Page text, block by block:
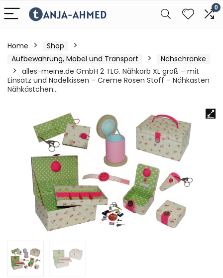
0
Home
Shop
Aufbewahrung, Möbel und Transport
Nähschränke
alles-meine.de GmbH 2 TLG. Nähkorb XL groß – mit
Einsatz und Nadelkissen – Creme Rosen Stoff – Nähkasten
Nähkästchen…